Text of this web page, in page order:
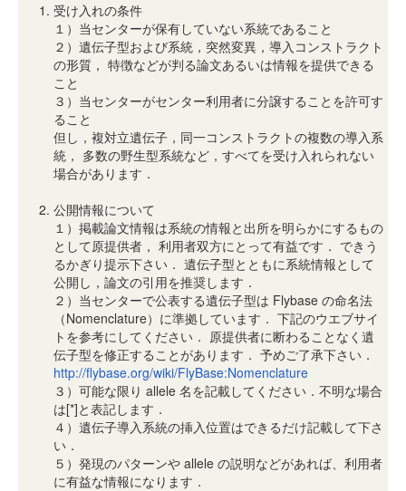
受け入れの条件
１）当センターが保有していない系統であること
２）遺伝子型および系統，突然変異，導入コンストラクト
の形質， 特徴などが判る論文あるいは情報を提供できる
こと
３）当センターがセンター利用者に分譲することを許可す
ること
但し，複対立遺伝子，同一コンストラクトの複数の導入系
統， 多数の野生型系統など，すべてを受け入れられない
場合があります．
公開情報について
１）掲載論文情報は系統の情報と出所を明らかにするもの
として原提供者， 利用者双方にとって有益です． できう
るかぎり提示下さい． 遺伝子型とともに系統情報として
公開し，論文の引用を推奨します．
２）当センターで公表する遺伝子型は Flybase の命名法
（Nomenclature）に準拠しています． 下記のウエブサイ
トを参考にしてください． 原提供者に断わることなく遺
伝子型を修正することがあります． 予めご了承下さい．
http://flybase.org/wiki/FlyBase:Nomenclature
３）可能な限り allele 名を記載してください．不明な場合
は[*]と表記します．
４）遺伝子導入系統の挿入位置はできるだけ記載して下さ
い．
５）発現のパターンや allele の説明などがあれば、利用者
に有益な情報になります．